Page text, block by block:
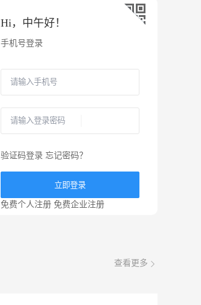
Hi， 中午好！
手机号登录
验证码登录 忘记密码？
立即登录
免费个人注册 免费企业注册
查看更多